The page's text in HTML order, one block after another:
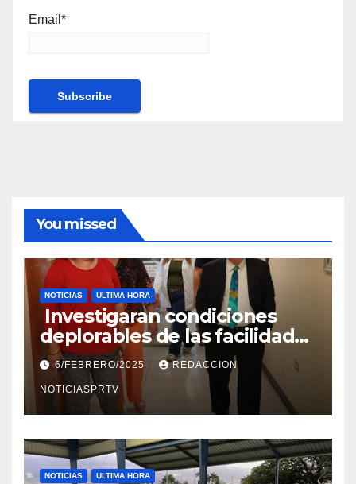
Email*
You missed
NOTICIAS ULTIMA HORA
Investigaran condiciones
deplorables de las facilidades
el Departamento de la Salud
en Mayagüez
6/FEBRERO/2025 REDACCION
NOTICIASPRTV
NOTICIAS ULTIMA HORA